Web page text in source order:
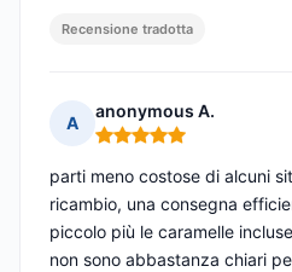
Recensione tradotta
A
anonymous A.
Nota: 5 su 5
parti meno costose di alcuni
ricambio, una consegna
piccolo più le caramelle
non sono abbastanza chiari